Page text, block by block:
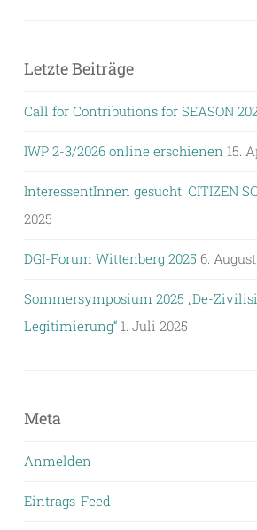
Letzte Beiträge
Call for Contributions for SEASON
IWP 2-3/2026 online erschienen 15.
InteressentInnen gesucht: CITIZEN
2025
DGI-Forum Wittenberg 2025 6.
Sommersymposium 2025 „De-
Legitimierung“ 1. Juli 2025
Meta
Anmelden
Eintrags-Feed